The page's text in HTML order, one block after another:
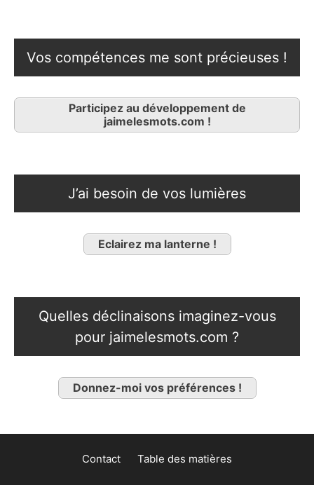
Vos compétences me sont précieuses !
Participez au développement de
jaimelesmots.com !
J’ai besoin de vos lumières
Eclairez ma lanterne !
Quelles déclinaisons imaginez-vous
pour jaimelesmots.com ?
Donnez-moi vos préférences !
Contact Table des matières